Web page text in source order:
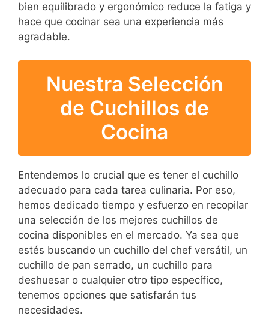
bien equilibrado y ergonómico reduce la fatiga y
hace que cocinar sea una experiencia más
agradable.
Nuestra Selección
de Cuchillos de
Cocina
Entendemos lo crucial que es tener el cuchillo
adecuado para cada tarea culinaria. Por eso,
hemos dedicado tiempo y esfuerzo en recopilar
una selección de los mejores cuchillos de
cocina disponibles en el mercado. Ya sea que
estés buscando un cuchillo del chef versátil, un
cuchillo de pan serrado, un cuchillo para
deshuesar o cualquier otro tipo específico,
tenemos opciones que satisfarán tus
necesidades.